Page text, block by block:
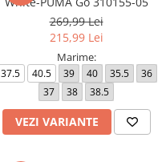
269,99 Lei
215,99 Lei
Marime:
37.5 40.5 39 40 35.5
36
37
38 38.5
VEZI VARIANTE